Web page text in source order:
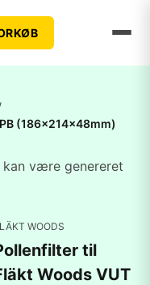
(186x214x48mm)
kan være genereret
WOODS
til
Woods VUT